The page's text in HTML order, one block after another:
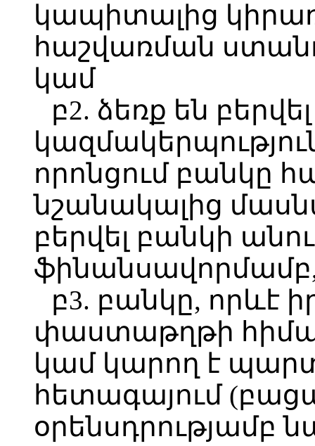
կապիտալից
հաշվառման
կամ
բ2. ձեռք են
որոնցում բանկը
նշանակալից
բերվել բանկի
բ3. բանկը, որևէ
փաստաթղթի
կամ կարող է
հետագայում
օրենսդրությամբ